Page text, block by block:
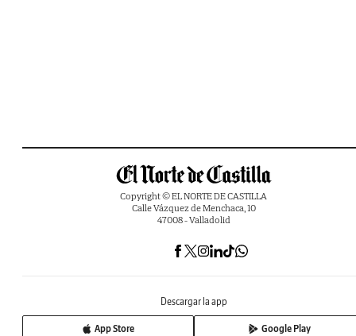
Copyright © EL NORTE DE CASTILLA
Calle Vázquez de Menchaca, 10
47008 - Valladolid
Descargar la app
App Store Google Play